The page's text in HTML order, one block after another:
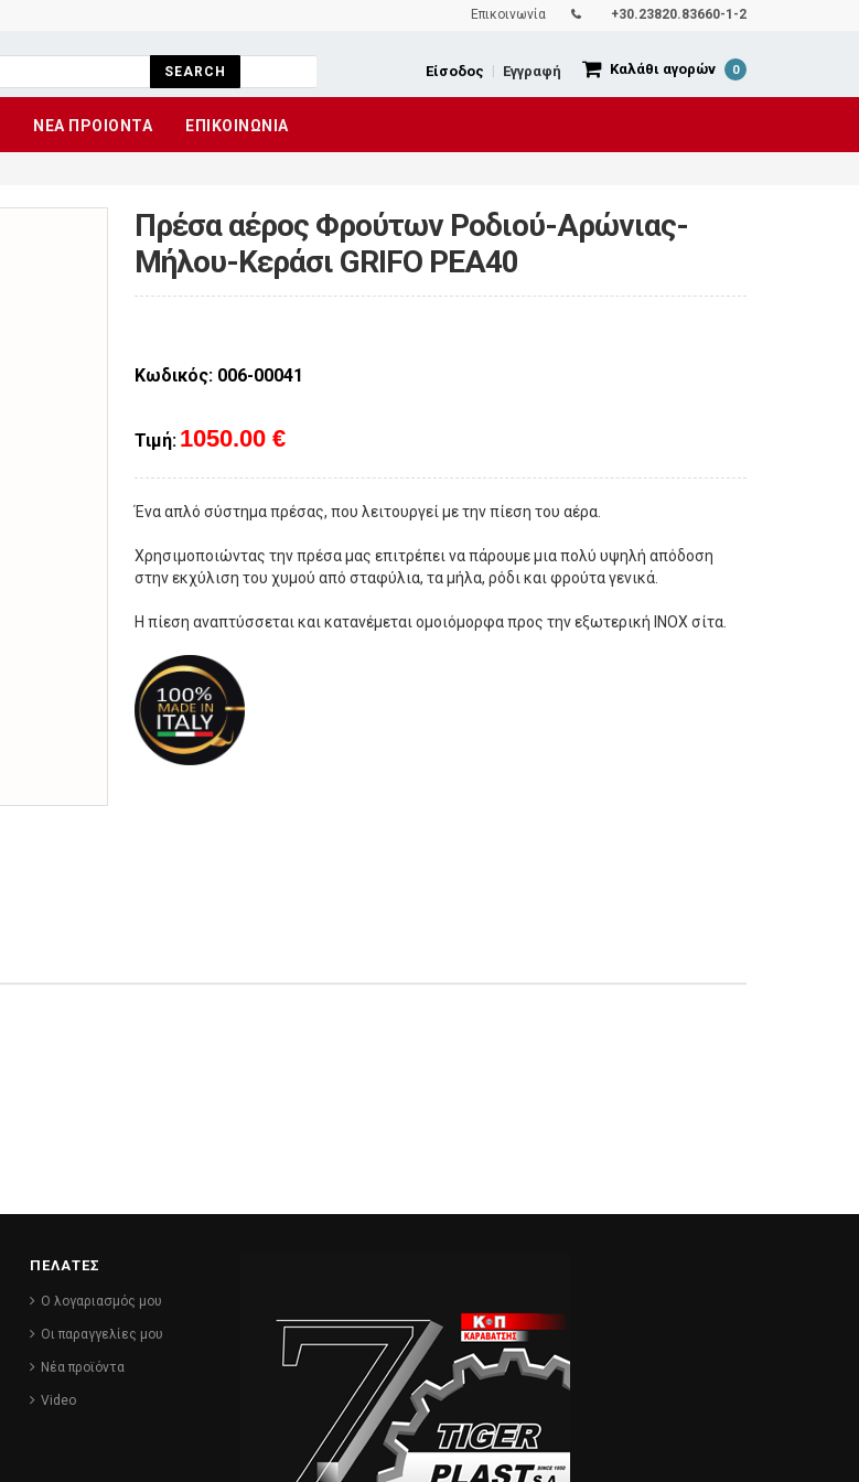
Επικοινωνία +30.23820.83660-1-2
SEARCH Καλάθι αγορών 0
Εγγραφή
Είσοδος
ΝΕΑ ΠΡΟΙΟΝΤΑ ΕΠΙΚΟΙΝΩΝΙΑ
Πρέσα αέρος Φρούτων Ροδιού-Αρώνιας-
Μήλου-Κεράσι GRIFO PEA40
Κωδικός: 006-00041
Τιμή: 1050.00 €
Ένα απλό σύστημα πρέσας, που λειτουργεί με την πίεση του αέρα.
Χρησιμοποιώντας την πρέσα μας επιτρέπει να πάρουμε μια πολύ υψηλή απόδοση
στην εκχύλιση του χυμού από σταφύλια, τα μήλα, ρόδι και φρούτα γενικά.
Η πίεση αναπτύσσεται και κατανέμεται ομοιόμορφα προς την εξωτερική ΙΝΟΧ σίτα.
ΠΕΛΑΤΕΣ
Ο λογαριασμός μου
Οι παραγγελίες μου
Νέα προϊόντα
Video